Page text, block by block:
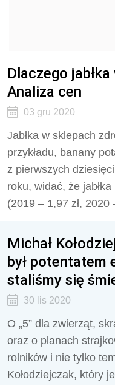
Dlaczego
Analiza cen
03 gru 2020
Jabłka w sklepach
przykładu, banany
z pierwszych
roku, widać, że
(2019 – 1,97 zł, 2020
Michał
był potentatem
staliśmy się
30 lis 2020
O „5” dla zwierząt,
oraz o planach
rolników i nie tylko
Kołodziejczak, który